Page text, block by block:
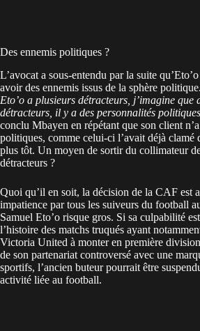
Des ennemis politiques ?
L’avocat a sous-entendu par la suite
avoir des ennemis issus de la sphère
Eto’o a plusieurs détracteurs, j’imagine que
détracteurs, il y a des personnalités
conclu Mbayen en répétant que son client
politiques, comme celui-ci l’avait déjà clamé
plus tôt. Un moyen de sortir du collimateur
détracteurs ?
Quoi qu’il en soit, la décision de la CAF est
impatience par tous les suiveurs du football
Samuel Eto’o risque gros. Si sa culpabilité
l’histoire des matchs truqués ayant
Victoria United à monter en première
de son partenariat controversé avec une
sportifs, l’ancien buteur pourrait être
activité liée au football.